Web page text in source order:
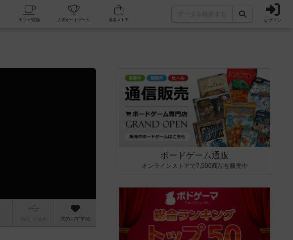
掲示板一覧 カフェ/店舗 人気ボードゲーム ログイン
次のおすすめ
ボードゲーム通販
オンラインストアで7,500商品を販売中